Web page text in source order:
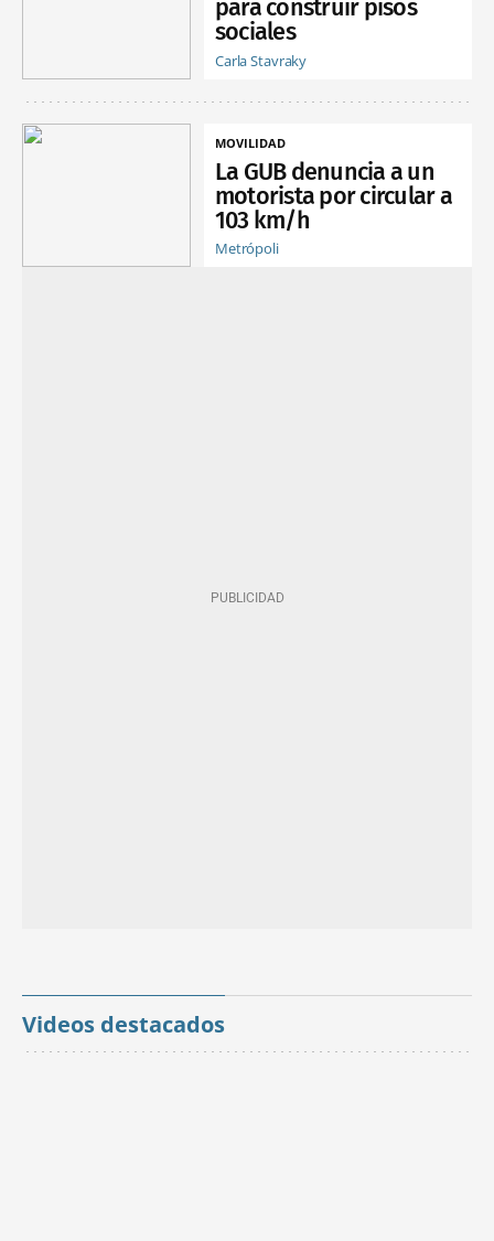
para construir pisos
sociales
Carla Stavraky
MOVILIDAD
La GUB denuncia a un
motorista por circular a
103 km/h
Metrópoli
Videos destacados